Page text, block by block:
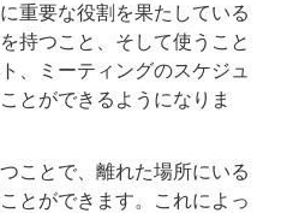
重要な役割を果たしている
持つこと、そして使うこと
、ミーティングのスケジュ
とができるようになりま
ことで、離れた場所にいる
とができます。これによっ